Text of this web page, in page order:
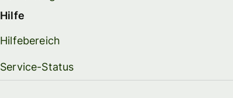
Hilfe
Hilfebereich
Service-Status